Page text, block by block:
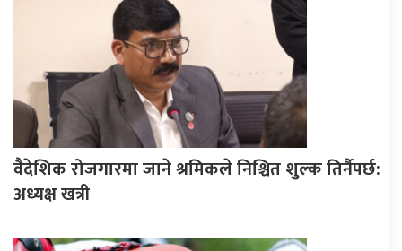
वैदेशिक रोजगारमा जाने श्रमिकले निश्चित शुल्क तिर्नैपर्छ:
अध्यक्ष खत्री